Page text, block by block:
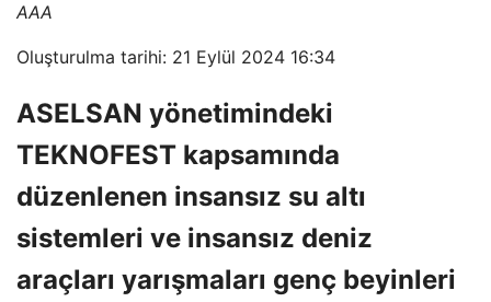
AAA
Oluşturulma tarihi: 21 Eylül 2024 16:34
ASELSAN yönetimindeki
TEKNOFEST kapsamında
düzenlenen insansız su altı
sistemleri ve insansız deniz
araçları yarışmaları genç beyinleri